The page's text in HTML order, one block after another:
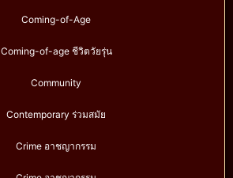
Coming-of-Age
Coming-of-age ชีวิตวัยรุ่น
Community
Contemporary ร่วมสมัย
Crime อาชญากรรม